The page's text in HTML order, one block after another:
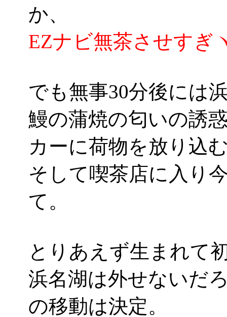
か、
EZナビ無茶させすぎ
でも無事30分後には
鰻の蒲焼の匂いの誘
カーに荷物を放り込
そして喫茶店に入り
て。
とりあえず生まれて
浜名湖は外せないだ
の移動は決定。